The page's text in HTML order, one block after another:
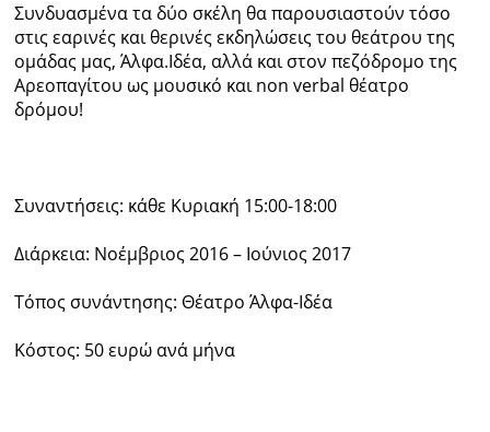
Συνδυασμένα τα δύο σκέλη θα παρουσιαστούν τόσο
στις εαρινές και θερινές εκδηλώσεις του θεάτρου της
ομάδας μας, Άλφα.Ιδέα, αλλά και στον πεζόδρομο της
Αρεοπαγίτου ως μουσικό και non verbal θέατρο
δρόμου!
Συναντήσεις: κάθε Κυριακή 15:00-18:00
Διάρκεια: Νοέμβριος 2016 – Ιούνιος 2017
Τόπος συνάντησης: Θέατρο Άλφα-Ιδέα
Κόστος: 50 ευρώ ανά μήνα